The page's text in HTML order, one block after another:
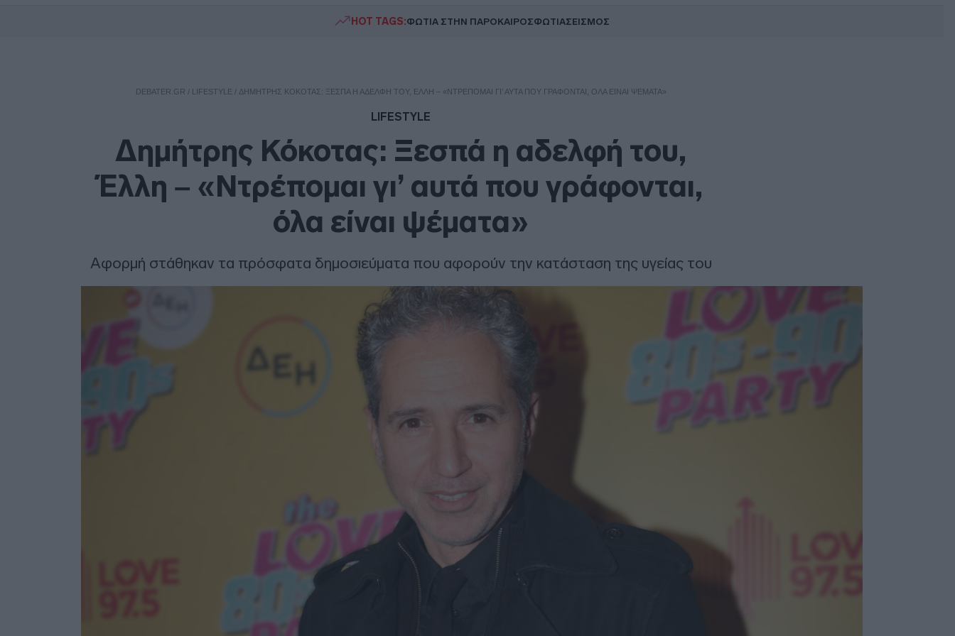
HOT TAGS:ΦΩΤΙΑ ΣΤΗΝ ΠΑΡΟΚΑΙΡΟΣΦΩΤΙΑΣΕΙΣΜΟΣ
DEBATER.GR / LIFESTYLE/ ΔΗΜΉΤΡΗΣ ΚΌΚΟΤΑΣ: ΞΕΣΠΆ Η ΑΔΕΛΦΉ ΤΟΥ, ΈΛΛΗ – «ΝΤΡΈΠΟΜΑΙ ΓΙ’ ΑΥΤΆ ΠΟΥ ΓΡΆΦΟΝΤΑΙ, ΌΛΑ ΕΊΝΑΙ ΨΈΜΑΤΑ»
LIFESTYLE
Δημήτρης Κόκοτας: Ξεσπά η αδελφή του,
Έλλη – «Ντρέπομαι γι’ αυτά που γράφονται,
όλα είναι ψέματα»
Αφορμή στάθηκαν τα πρόσφατα δημοσιεύματα που αφορούν την κατάσταση της υγείας του